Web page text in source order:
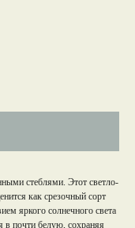
стеблями. Этот светло-
как срезочный сорт
яркого солнечного света
в почти белую, сохраняя